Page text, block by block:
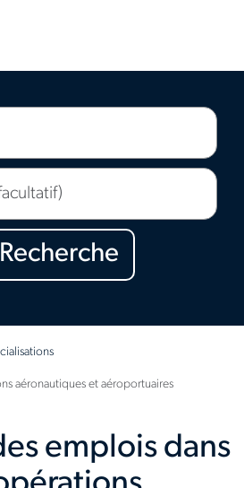
Recherche
aéronautiques et aéroportuaires
emplois dans